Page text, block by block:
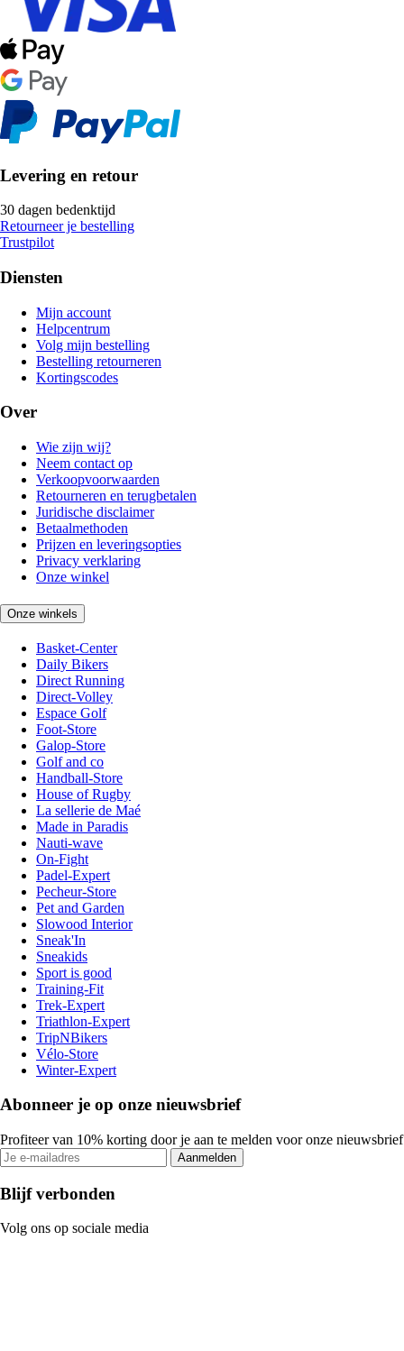
Levering en retour
30 dagen bedenktijd
Retourneer je bestelling
Trustpilot
Diensten
Mijn account
Helpcentrum
Volg mijn bestelling
Bestelling retourneren
Kortingscodes
Over
Wie zijn wij?
Neem contact op
Verkoopvoorwaarden
Retourneren en terugbetalen
Juridische disclaimer
Betaalmethoden
Prijzen en leveringsopties
Privacy verklaring
Onze winkel
Onze winkels
Basket-Center
Daily Bikers
Direct Running
Direct-Volley
Espace Golf
Foot-Store
Galop-Store
Golf and co
Handball-Store
House of Rugby
La sellerie de Maé
Made in Paradis
Nauti-wave
On-Fight
Padel-Expert
Pecheur-Store
Pet and Garden
Slowood Interior
Sneak'In
Sneakids
Sport is good
Training-Fit
Trek-Expert
Triathlon-Expert
TripNBikers
Vélo-Store
Winter-Expert
Abonneer je op onze nieuwsbrief
Profiteer van 10% korting door je aan te melden voor onze nieuwsbrief
Aanmelden
Blijf verbonden
Volg ons op sociale media